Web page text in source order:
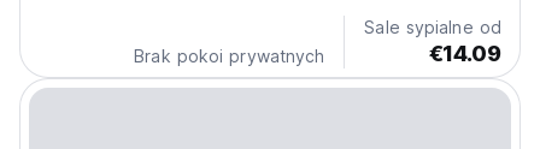
Brak pokoi prywatnych
Sale sypialne od
€14.09